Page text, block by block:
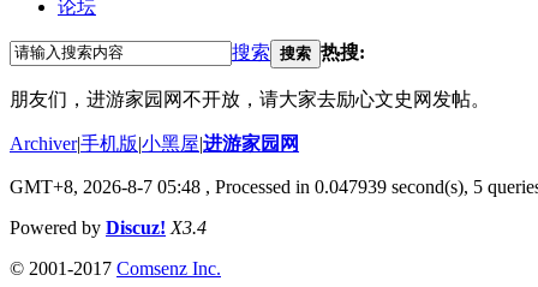
论坛
搜索 搜索 热搜:
朋友们，进游家园网不开放，请大家去励心文史网发帖。
Archiver|手机版|小黑屋|进游家园网
GMT+8, 2026-8-7 05:48 , Processed in 0.047939 second(s), 5
Powered by Discuz! X3.4
© 2001-2017 Comsenz Inc.